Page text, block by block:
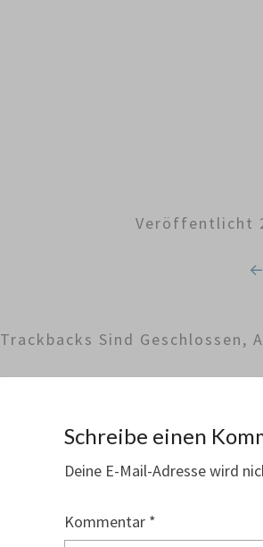
Veröffentlicht
Trackbacks Sind Geschlossen,
Schreibe einen
Deine E-Mail-Adresse wird
Kommentar *